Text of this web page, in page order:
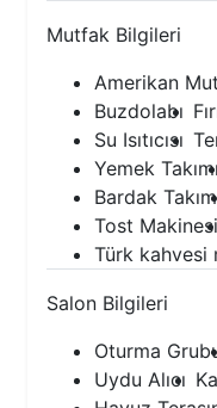
Mutfak Bilgileri
Amerikan
Buzdolabı
Su Isıtıcısı
Yemek Takımı
Bardak
Tost Makinesi
Türk kahvesi
Salon Bilgileri
Oturma
Uydu Alıcı